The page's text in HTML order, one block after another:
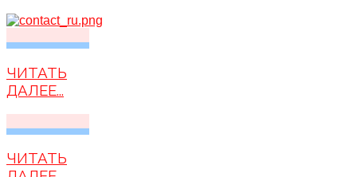
ЧИТАТЬ
ДАЛЕЕ...
ЧИТАТЬ